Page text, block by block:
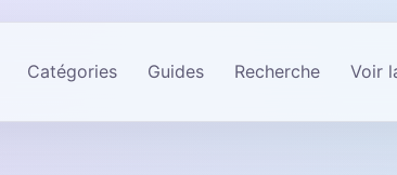
Catégories Guides Recherche Voir